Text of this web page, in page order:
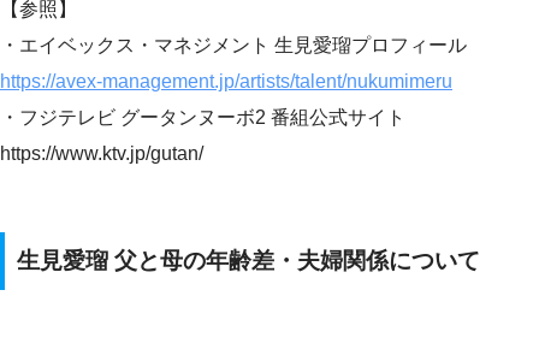
【参照】
・エイベックス・マネジメント 生見愛瑠プロフィール
https://avex-management.jp/artists/talent/nukumimeru
・フジテレビ グータンヌーボ2 番組公式サイト
https://www.ktv.jp/gutan/
生見愛瑠 父と母の年齢差・夫婦関係について